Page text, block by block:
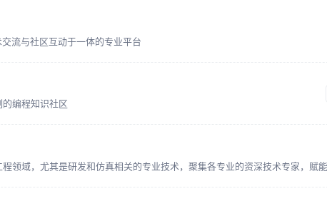
流与社区互动于一体的专业平台
编程知识社区